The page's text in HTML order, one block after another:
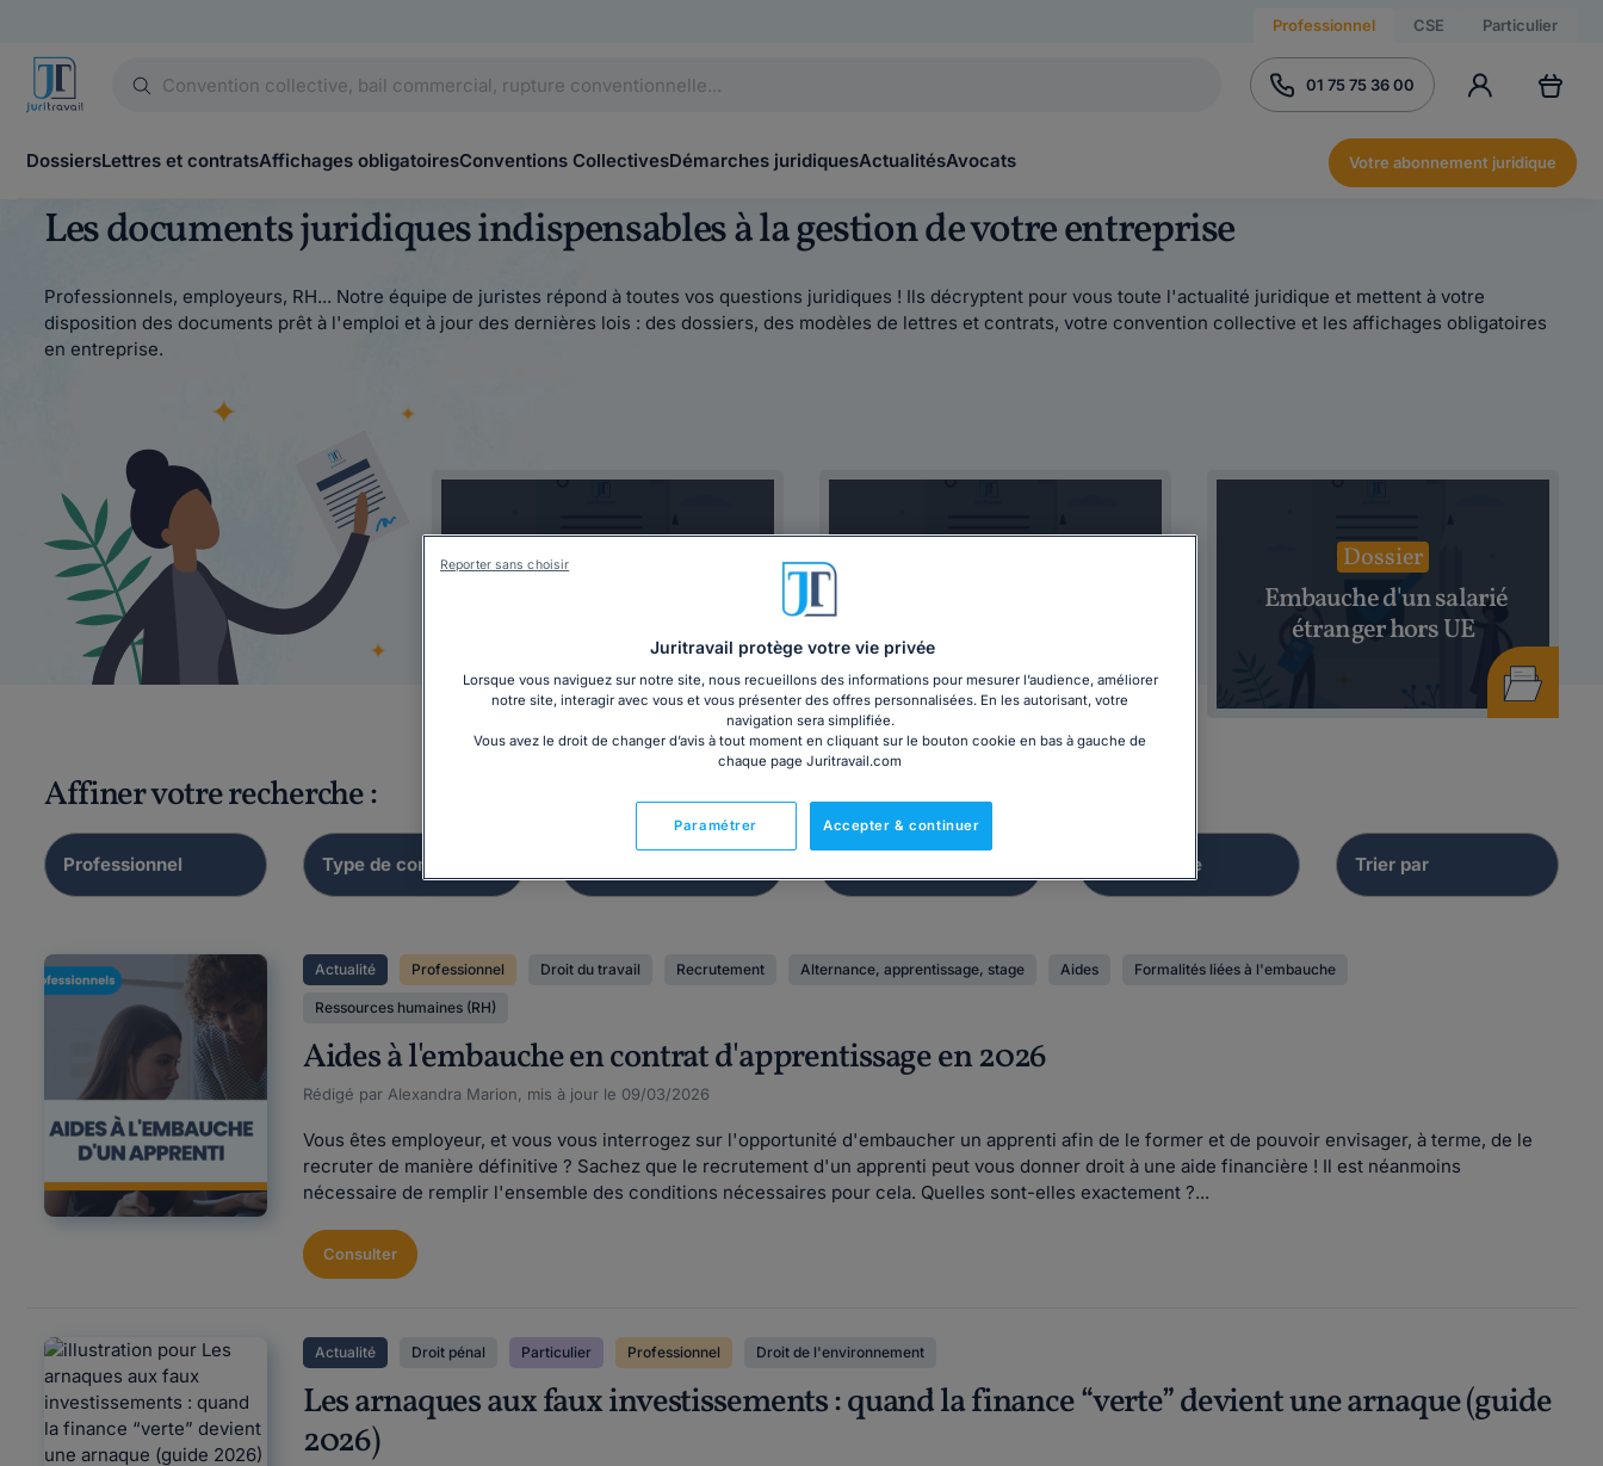
Professionnel CSE Particulier
01 75 75 36 00
DossiersLettres et contratsAffichages obligatoiresConventions CollectivesDémarches juridiquesActualitésAvocats Votre abonnement juridique
Les documents juridiques indispensables à la gestion de votre entreprise
Professionnels, employeurs, RH... Notre équipe de juristes répond à toutes vos questions juridiques ! Ils décryptent pour vous toute l'actualité juridique et mettent à votre
disposition des documents prêt à l'emploi et à jour des dernières lois : des dossiers, des modèles de lettres et contrats, votre convention collective et les affichages obligatoires
en entreprise.
Dossier Dossier
Embauche d'un salarié
étranger hors UE
Affiner votre recherche :
Actualité Professionnel Droit du travail Recrutement Alternance, apprentissage, stage Aides Formalités liées à l'embauche
Ressources humaines (RH)
Aides à l'embauche en contrat d'apprentissage en 2026
Rédigé par Alexandra Marion, mis à jour le 09/03/2026
Vous êtes employeur, et vous vous interrogez sur l'opportunité d'embaucher un apprenti afin de le former et de pouvoir envisager, à terme, de le
recruter de manière définitive ? Sachez que le recrutement d'un apprenti peut vous donner droit à une aide financière ! Il est néanmoins
nécessaire de remplir l'ensemble des conditions nécessaires pour cela. Quelles sont-elles exactement ?...
Consulter
Actualité Droit pénal Particulier Professionnel Droit de l'environnement
Les arnaques aux faux investissements : quand la finance “verte” devient une arnaque (guide
2026)
Juritravail protège votre vie privée
Lorsque vous naviguez sur notre site, nous recueillons des informations pour mesurer l’audience, améliorer
notre site, interagir avec vous et vous présenter des offres personnalisées. En les autorisant, votre
navigation sera simplifiée.
Vous avez le droit de changer d’avis à tout moment en cliquant sur le bouton cookie en bas à gauche de
chaque page Juritravail.com
Accepter & continuer
Paramétrer
Reporter sans choisir